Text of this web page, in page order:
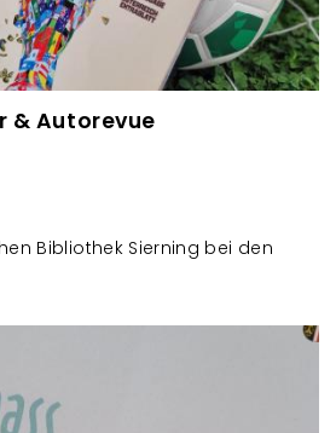
& Autorevue
Bibliothek Sierning bei den